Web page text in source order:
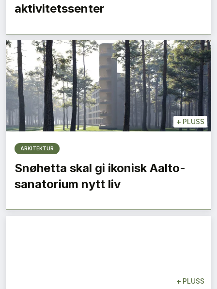
aktivitetssenter
+ PLUSS
ARKITEKTUR
Snøhetta skal gi ikonisk Aalto-
sanatorium nytt liv
+ PLUSS